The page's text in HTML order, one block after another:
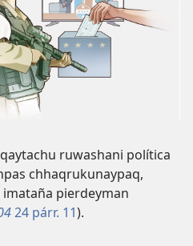
ruwashani política
chhaqrukunaypaq,
pierdeyman
24 párr. 11).